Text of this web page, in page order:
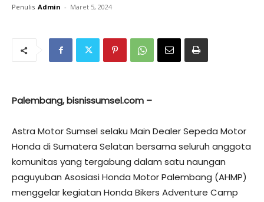
Penulis Admin - Maret 5, 2024
Palembang, bisnissumsel.com –
Astra Motor Sumsel selaku Main Dealer Sepeda Motor
Honda di Sumatera Selatan bersama seluruh anggota
komunitas yang tergabung dalam satu naungan
paguyuban Asosiasi Honda Motor Palembang (AHMP)
menggelar kegiatan Honda Bikers Adventure Camp